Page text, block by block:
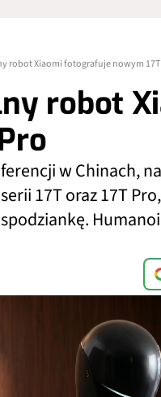
robot Xiaomi fotografuje nowym 17T
robot
w Chinach,
17T oraz 17T